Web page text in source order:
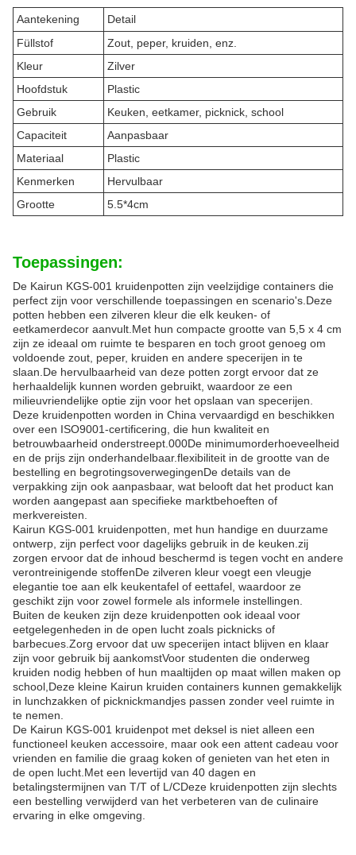
Aantekening
Detail
Füllstof
Zout, peper, kruiden, enz.
Kleur
Zilver
Hoofdstuk
Plastic
Gebruik
Keuken, eetkamer, picknick, school
Capaciteit
Aanpasbaar
Materiaal
Plastic
Kenmerken
Hervulbaar
Grootte
5.5*4cm
Toepassingen:
De Kairun KGS-001 kruidenpotten zijn veelzijdige containers die
perfect zijn voor verschillende toepassingen en scenario's.Deze
potten hebben een zilveren kleur die elk keuken- of
eetkamerdecor aanvult.Met hun compacte grootte van 5,5 x 4 cm
zijn ze ideaal om ruimte te besparen en toch groot genoeg om
voldoende zout, peper, kruiden en andere specerijen in te
slaan.De hervulbaarheid van deze potten zorgt ervoor dat ze
herhaaldelijk kunnen worden gebruikt, waardoor ze een
milieuvriendelijke optie zijn voor het opslaan van specerijen.
Deze kruidenpotten worden in China vervaardigd en beschikken
over een ISO9001-certificering, die hun kwaliteit en
betrouwbaarheid onderstreept.000De minimumorderhoeveelheid
en de prijs zijn onderhandelbaar.flexibiliteit in de grootte van de
bestelling en begrotingsoverwegingenDe details van de
verpakking zijn ook aanpasbaar, wat belooft dat het product kan
worden aangepast aan specifieke marktbehoeften of
merkvereisten.
Kairun KGS-001 kruidenpotten, met hun handige en duurzame
ontwerp, zijn perfect voor dagelijks gebruik in de keuken.zij
zorgen ervoor dat de inhoud beschermd is tegen vocht en andere
verontreinigende stoffenDe zilveren kleur voegt een vleugje
elegantie toe aan elk keukentafel of eettafel, waardoor ze
geschikt zijn voor zowel formele als informele instellingen.
Buiten de keuken zijn deze kruidenpotten ook ideaal voor
eetgelegenheden in de open lucht zoals picknicks of
barbecues.Zorg ervoor dat uw specerijen intact blijven en klaar
zijn voor gebruik bij aankomstVoor studenten die onderweg
kruiden nodig hebben of hun maaltijden op maat willen maken op
school,Deze kleine Kairun kruiden containers kunnen gemakkelijk
in lunchzakken of picknickmandjes passen zonder veel ruimte in
te nemen.
De Kairun KGS-001 kruidenpot met deksel is niet alleen een
functioneel keuken accessoire, maar ook een attent cadeau voor
vrienden en familie die graag koken of genieten van het eten in
de open lucht.Met een levertijd van 40 dagen en
betalingstermijnen van T/T of L/CDeze kruidenpotten zijn slechts
een bestelling verwijderd van het verbeteren van de culinaire
ervaring in elke omgeving.